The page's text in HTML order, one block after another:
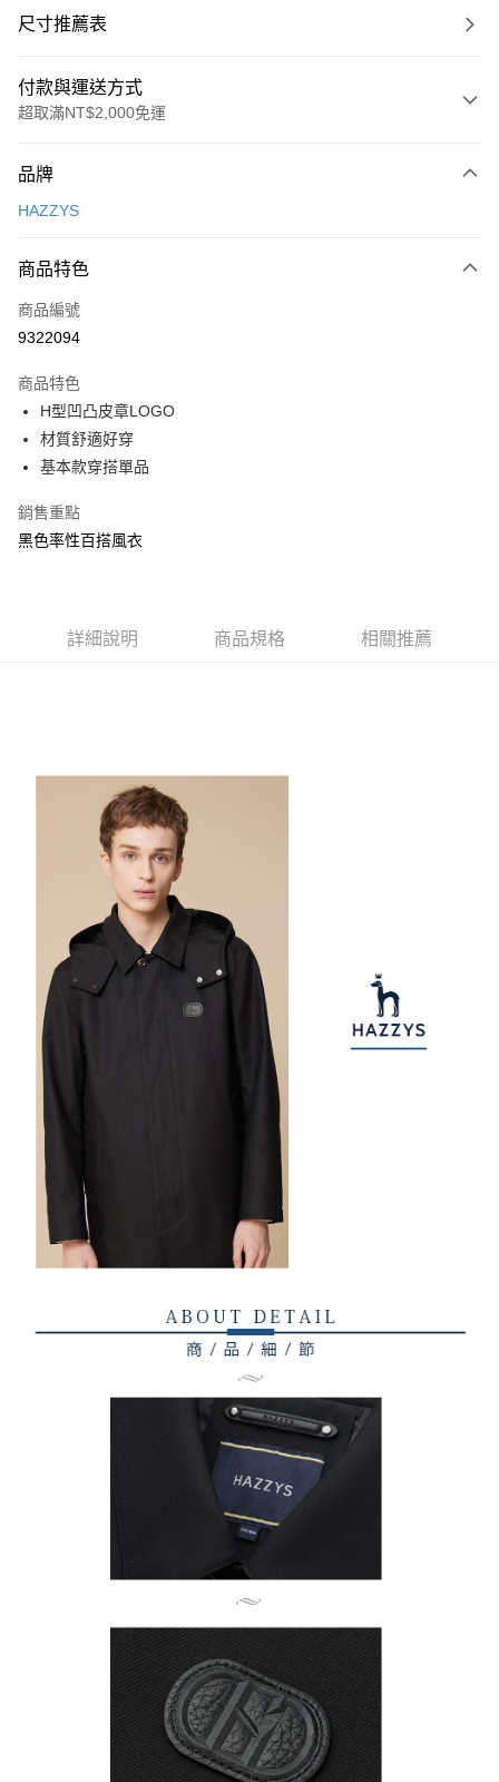
尺寸推薦表
付款與運送方式
超取滿NT$2,000免運
信用卡一次付款
LINE Pay
Apple Pay
悠遊付
大哥付你分期
相關說明
1.本服務由台灣大哥大提供，台灣大哥大用戶可立即使用無須另外申請。
流程，驗證手機門號後，選擇欲分期的期數、繳款截止日，確認付款後即完
消。如遇「轉專審核」未通過狀況，表示未達大哥付你分期系統評分，恕無
法說明評估內容。
1.本服務係由「台灣大哥大股份有限公司」（以下簡稱本公司）所提供，讓
用戶於交易時，得透過本服務購買商品或服務，並由商店將買賣／分期付款
買賣價金債權讓與本公司後，依約使用本公司帳單繳交帳款。
2.基於同意付款使用「大哥付你分期」之契約關係目的，商店將以您的個人
資料（包含姓名、電話或地址）提供予台灣大哥大進項蒐集、處理及利用，
由本公司與您本人進行分期帳單所需資料之確認、核對及更正。
3.完整用戶服務條款，請詳閱以下連結：
AFTEE先享後付
相關說明
２．便利：只要手機號碼，簡訊認證，即可結帳。
３．收到繳費通知簡訊後14天內，點擊此簡訊中的連結，可透過四大超商／
ATM／網路銀行／等多元方式進行付款，方視為交易完成。
※ 請注意：結帳手續完成當下不需立刻繳費，但若您需要取消訂單，請聯絡
購買商品的店家。未經商家同意取消之訂單仍視為有效，需透過AFTEE先享
後付繳納相關費用。
※ 交易是否成功請以「AFTEE先享後付 」之結帳頁面顯示為準，若有關於
是否繳費成功／繳費後需取消欲退款等相關疑問，請聯繫「AFTEE先享後付
客戶支援中心」https://netprotections.freshdesk.com/support/home
【注意事項】
１．透過由恩沛科技股份有限公司提供之「AFTEE先享後付」服務完成之交
易，需依本服務之必要範圍內提供個人資料，並將交易相關給付款項請求債
權轉讓予恩沛科技股份有限公司。
２．關於個人資料處理事宜，請瀏覽以下網址：
https://aftee.tw/terms/#terms3
３．未成年的使用者請事先徵得法定代理人或監護人之同意方可使用
「AFTEE先享後付」，若未經同意申辦者引起之損失，本公司不負相關責
任。
４．使用「AFTEE先享後付」時，將依據個別帳號之用戶狀況，依本公司即
時審查核予不同之上限額度；若仍有額度不足之情形，本公司將視審查結果
請求用戶進行身份認證。
５．嚴禁一人註冊多個帳號或使用他人資訊註冊。若發現惡意使用之情形，
恩沛科技股份有限公司將有權停止該用戶之使用額度並採取法律行動。
運送方式
萊爾富取貨付款
每筆NT$80，滿NT$2,000(含以上)免運費
付款後萊爾富取貨
每筆NT$80，滿NT$2,000(含以上)免運費
7-11取貨付款
每筆NT$80，滿NT$2,000(含以上)免運費
付款後7-11取貨
每筆NT$80，滿NT$2,000(含以上)免運費
每筆NT$80，滿NT$2,000(含以上)免運費
離島宅配
每筆NT$280，滿NT$2,000(含以上)免運費
品牌
HAZZYS
商品特色
商品編號
9322094
商品特色
H型凹凸皮章LOGO
材質舒適好穿
基本款穿搭單品
銷售重點
黑色率性百搭風衣
詳細說明 商品規格 相關推薦